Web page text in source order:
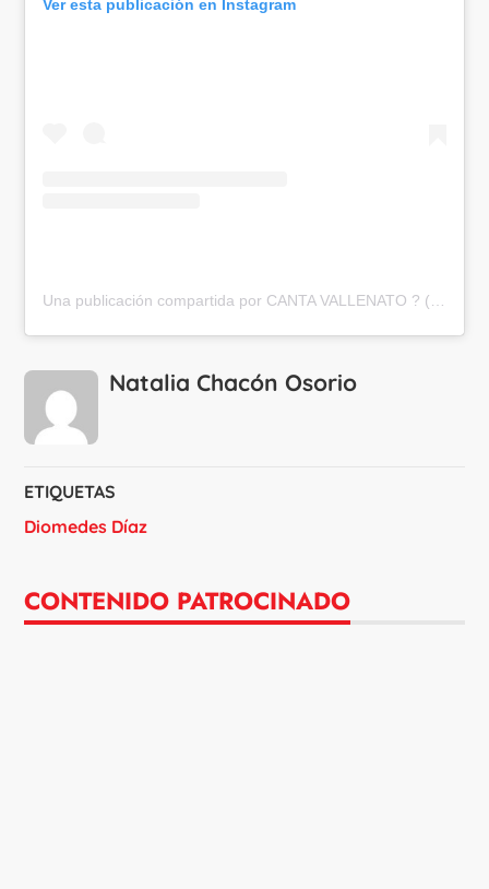
Ver esta publicación en Instagram
Natalia Chacón Osorio
ETIQUETAS
Diomedes Díaz
CONTENIDO PATROCINADO